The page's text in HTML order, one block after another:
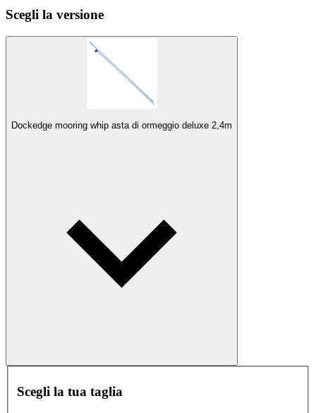
Scegli la versione
Dockedge mooring whip asta di ormeggio deluxe 2,4m
Scegli la tua taglia